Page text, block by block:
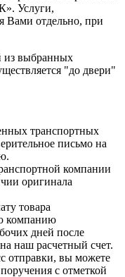
Услуги,
Вами отдельно, при
из выбранных
"до двери"
транспортных
письмо на
компании
оригинала
товара
компанию
дней после
наш расчетный счет.
отправки, вы можете
с отметкой